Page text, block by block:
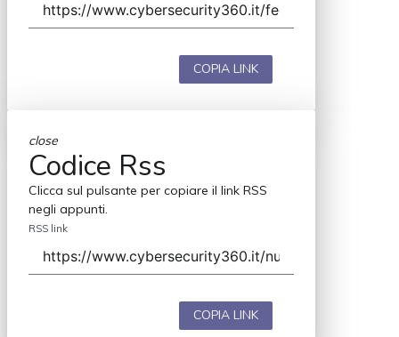
COPIA LINK
close
Codice Rss
Clicca sul pulsante per copiare il link RSS
negli appunti.
RSS link
COPIA LINK